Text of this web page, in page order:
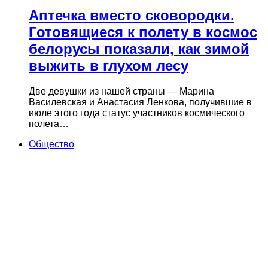
Аптечка вместо сковородки.
Готовящиеся к полету в космос
белорусы показали, как зимой
выжить в глухом лесу
Две девушки из нашей страны — Марина
Василевская и Анастасия Ленкова, получившие в
июле этого года статус участников космического
полета…
Общество